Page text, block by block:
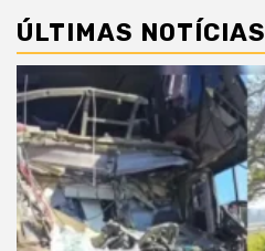
ÚLTIMAS NOTÍCIAS